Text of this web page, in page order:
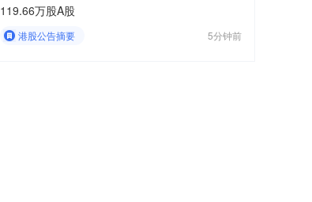
119.66万股A股
港股公告摘要 5分钟前